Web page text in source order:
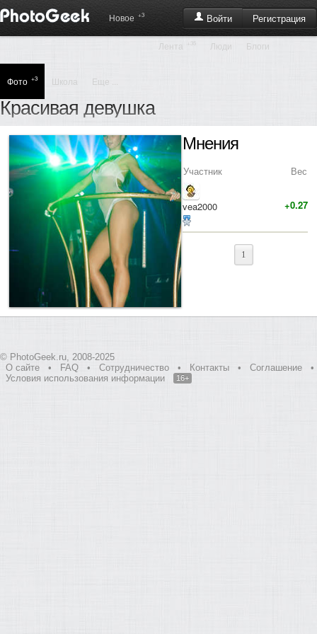
Войти Регистрация
Новое +3
Лента Люди Блоги
Фото +3 Школа Еще ...
Красивая девушка
Мнения
Участник Вес
vea2000 +0.27
1
© PhotoGeek.ru, 2008-2025
О сайте
• FAQ • Сотрудничество • Контакты • Соглашение
•
Условия использования информации
16+